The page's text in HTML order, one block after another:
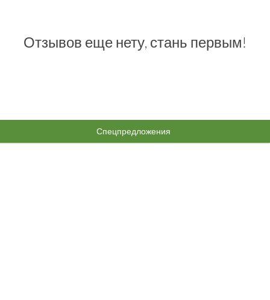
Отзывов еще нету, стань первым!
Спецпредложения